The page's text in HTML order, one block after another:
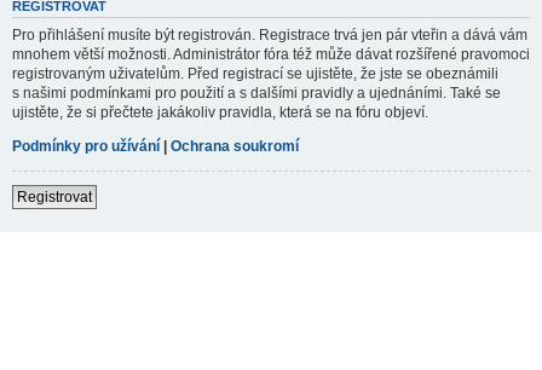
REGISTROVAT
Pro přihlášení musíte být registrován. Registrace trvá jen pár vteřin a dává vám
mnohem větší možnosti. Administrátor fóra též může dávat rozšířené pravomoci
registrovaným uživatelům. Před registrací se ujistěte, že jste se obeznámili
s našimi podmínkami pro použití a s dalšími pravidly a ujednáními. Také se
ujistěte, že si přečtete jakákoliv pravidla, která se na fóru objeví.
Podmínky pro užívání | Ochrana soukromí
Registrovat